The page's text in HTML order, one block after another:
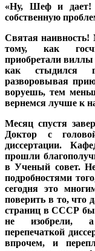
«Ну, Шеф и дает!
собственную
Святая наивность!
тому, как
приобретали виллы
как стыдился
разворовывая
воруешь, тем
вернемся лучше к
Месяц спустя
Доктор с
диссертации.
прошли
в Ученый совет.
подробностями
сегодня это
поверить в то, что
страниц в СССР
не изобрели, а
перепечаткой
впрочем, и